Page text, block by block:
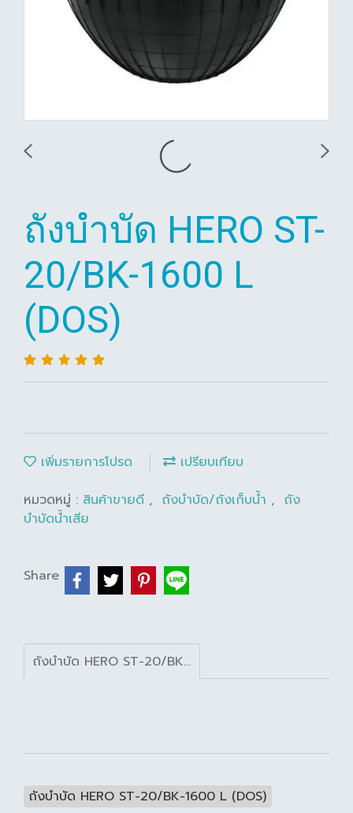
ถังบำบัด HERO ST-
20/BK-1600 L
(DOS)
เพิ่มรายการโปรด
เปรียบเทียบ
หมวดหมู่ : สินค้าขายดี , ถังบำบัด/ถังเก็บน้ำ , ถัง
บำบัดน้ำเสีย
Share
ถังบำบัด HERO ST-20/BK-1600 L (DOS)
ถังบำบัด HERO ST-20/BK-1600 L (DOS)